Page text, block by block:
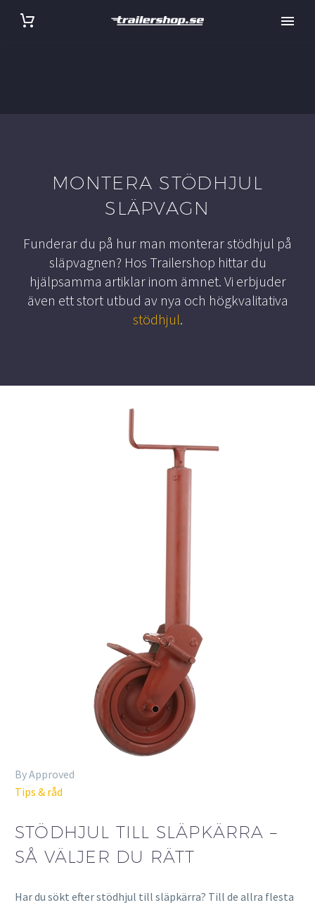
MONTERA STÖDHJUL
SLÄPVAGN
Funderar du på hur man monterar stödhjul på
släpvagnen? Hos Trailershop hittar du
hjälpsamma artiklar inom ämnet. Vi erbjuder
även ett stort utbud av nya och högkvalitativa
stödhjul.
By Approved
Tips & råd
STÖDHJUL TILL SLÄPKÄRRA –
SÅ VÄLJER DU RÄTT
Har du sökt efter stödhjul till släpkärra? Till de allra flesta